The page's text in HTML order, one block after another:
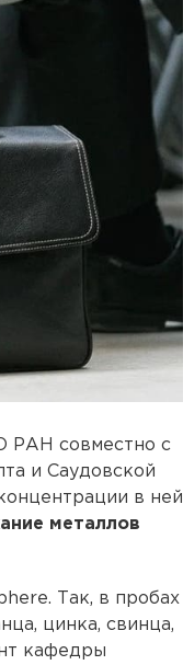
РАН совместно с
и Саудовской
в ней
металлов
Так, в пробах
цинка, свинца,
кафедры